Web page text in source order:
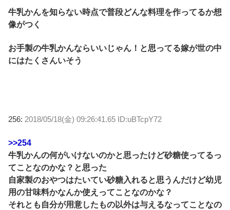
牛乳かんを知らない時点で普段どんな料理を作ってるか想
像がつく
お手製の牛乳かんならいいじゃん！と思ってる嫁が世の中
にはたくさんいそう
256: 2018/05/18(金) 09:26:41.65 ID:uBTcpY72
>>254
牛乳かんの何がいけないのかと思ったけど砂糖使ってるっ
てことなのかな？と思った
自家製のおやつはたいてい砂糖入れると思うんだけど幼児
用の甘味料かなんか使えってことなのかな？
それとも自分が用意したもの以外は与えるなってことなの